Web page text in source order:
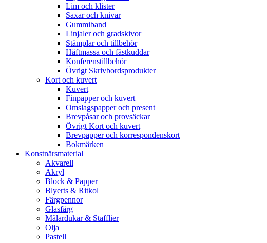
Lim och klister
Saxar och knivar
Gummiband
Linjaler och gradskivor
Stämplar och tillbehör
Häftmassa och fästkuddar
Konferenstillbehör
Övrigt Skrivbordsprodukter
Kort och kuvert
Kuvert
Finpapper och kuvert
Omslagspapper och present
Brevpåsar och provsäckar
Övrigt Kort och kuvert
Brevpapper och korrespondenskort
Bokmärken
Konstnärsmaterial
Akvarell
Akryl
Block & Papper
Blyerts & Ritkol
Färgpennor
Glasfärg
Målardukar & Stafflier
Olja
Pastell